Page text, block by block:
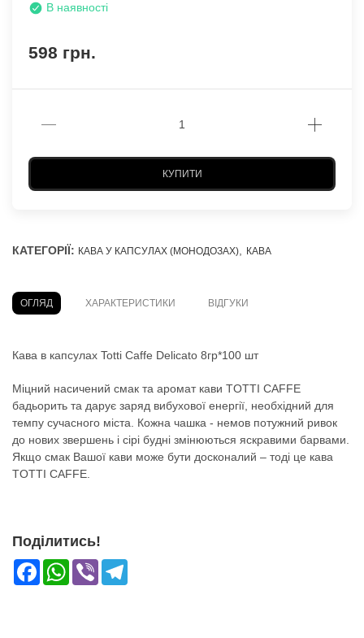
В наявності
598 грн.
КУПИТИ
КАТЕГОРІЇ: КАВА У КАПСУЛАХ (МОНОДОЗАХ), КАВА
ОГЛЯД ХАРАКТЕРИСТИКИ ВІДГУКИ
Кава в капсулах Totti Caffe Delicato 8гр*100 шт
Міцний насичений смак та аромат кави TOTTI CAFFE
бадьорить та дарує заряд вибухової енергії, необхідний для
темпу сучасного міста. Кожна чашка - немов потужний ривок
до нових звершень і сірі будні змінюються яскравими барвами.
Якщо смак Вашої кави може бути досконалий – тоді це кава
TOTTI CAFFE.
Поділитись!
FacebookWhatsApp
Viber